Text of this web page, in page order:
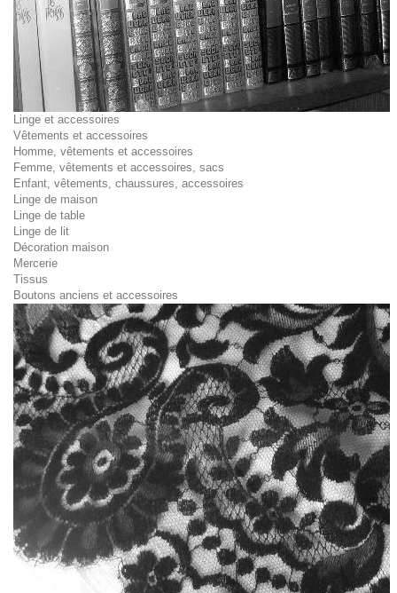
Linge et accessoires
Vêtements et accessoires
Homme, vêtements et accessoires
Femme, vêtements et accessoires, sacs
Enfant, vêtements, chaussures, accessoires
Linge de maison
Linge de table
Linge de lit
Décoration maison
Mercerie
Tissus
Boutons anciens et accessoires